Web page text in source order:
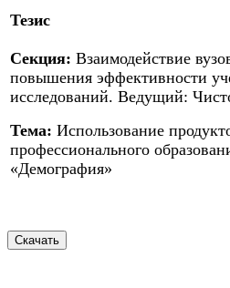
Тезис
Секция: Взаимодействие
повышения эффективности
исследований. Ведущий:
Тема: Использование
профессионального
«Демография»